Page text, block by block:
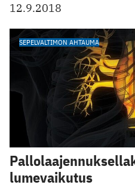
12.9.2018
SEPELVALTIMON AHTAUMA
lumevaikutus